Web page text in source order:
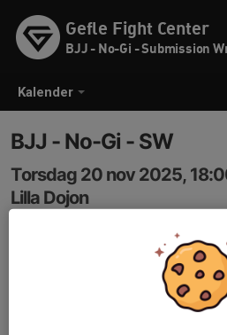
Kalender
Gefle Fight Center
BJJ - No-Gi - Submission
BJJ - No-Gi - SW
Torsdag 20 nov 2025,
Lilla Dojon
Om antalet bokade är under 4st